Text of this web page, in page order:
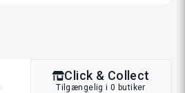
Click & Collect
Tilgængelig i 0 butiker